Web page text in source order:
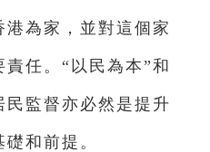
為家，並對這個家
任。“以民為本”和
監督亦必然是提升
和前提。